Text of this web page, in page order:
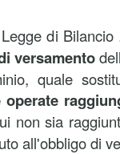
di
versamento
quale
non sia
all'obbligo di